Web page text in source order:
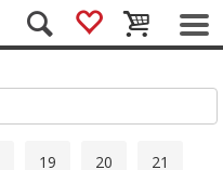
19 20 21